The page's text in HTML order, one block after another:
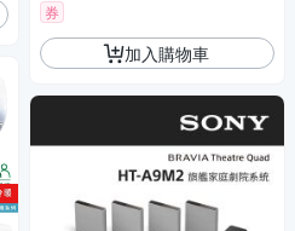
券
加入購物車